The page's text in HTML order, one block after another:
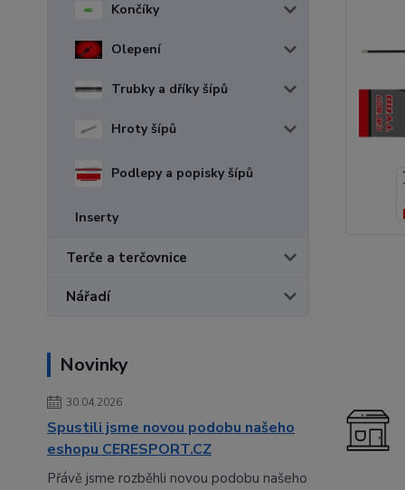
Končíky
Olepení
Trubky a dříky šípů
Hroty šípů
Podlepy a popisky šípů
Inserty
Terče a terčovnice
Nářadí
Novinky
30.04.2026
Spustili jsme novou podobu našeho
eshopu CERESPORT.CZ
Přávě jsme rozběhli novou podobu našeho